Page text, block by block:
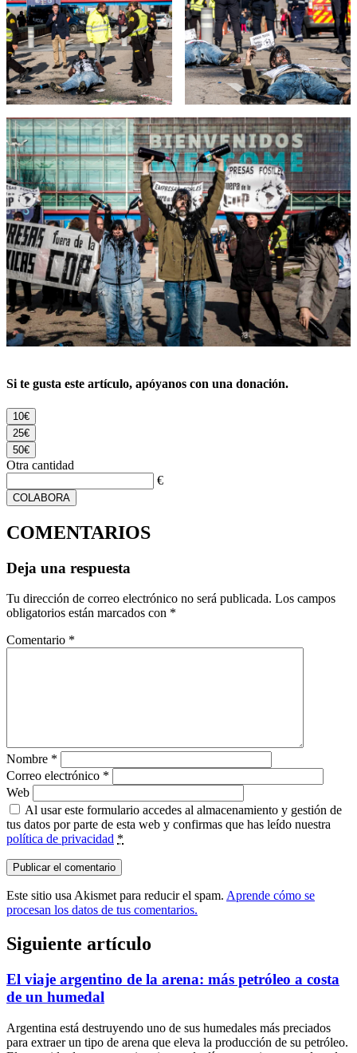
Si te gusta este artículo, apóyanos con una donación.
10€
25€
50€
Otra cantidad
€
COLABORA
COMENTARIOS
Deja una respuesta
Tu dirección de correo electrónico no será publicada. Los campos
obligatorios están marcados con *
Comentario *
Nombre *
Correo electrónico *
Web
Al usar este formulario accedes al almacenamiento y gestión de
tus datos por parte de esta web y confirmas que has leído nuestra
política de privacidad *
Este sitio usa Akismet para reducir el spam. Aprende cómo se
procesan los datos de tus comentarios.
Siguiente artículo
El viaje argentino de la arena: más petróleo a costa
de un humedal
Argentina está destruyendo uno de sus humedales más preciados
para extraer un tipo de arena que eleva la producción de su petróleo.